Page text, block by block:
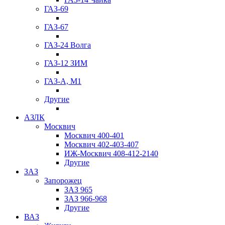
ГАЗ-69
ГАЗ-67
ГАЗ-24 Волга
ГАЗ-12 ЗИМ
ГАЗ-А, М1
Другие
АЗЛК
Москвич
Москвич 400-401
Москвич 402-403-407
ИЖ-Москвич 408-412-2140
Другие
ЗАЗ
Запорожец
ЗАЗ 965
ЗАЗ 966-968
Другие
ВАЗ